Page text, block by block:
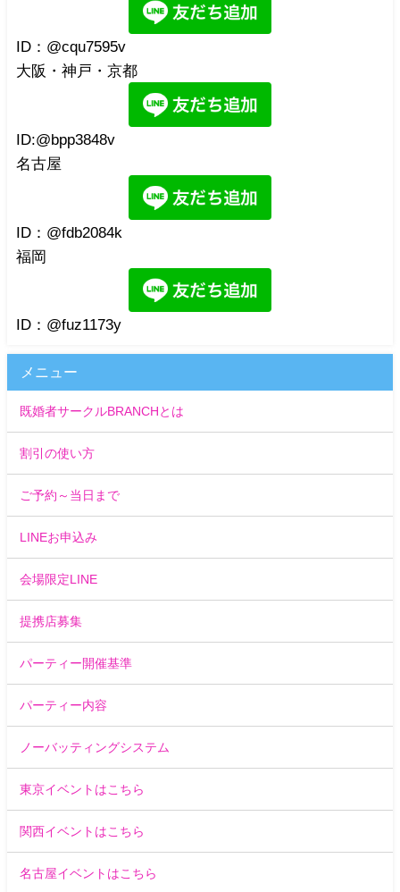
ID：@cqu7595v
大阪・神戸・京都
ID:@bpp3848v
名古屋
ID：@fdb2084k
福岡
ID：@fuz1173y
メニュー
既婚者サークルBRANCHとは
割引の使い方
ご予約～当日まで
LINEお申込み
会場限定LINE
提携店募集
パーティー開催基準
パーティー内容
ノーバッティングシステム
東京イベントはこちら
関西イベントはこちら
名古屋イベントはこちら